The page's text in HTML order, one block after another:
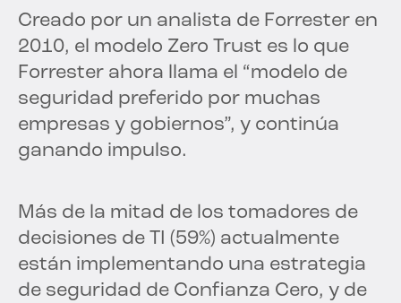
Creado por un analista de Forrester en
2010, el modelo Zero Trust es lo que
Forrester ahora llama el “modelo de
seguridad preferido por muchas
empresas y gobiernos”, y continúa
ganando impulso.
Más de la mitad de los tomadores de
decisiones de TI (59%) actualmente
están implementando una estrategia
de seguridad de Confianza Cero, y de